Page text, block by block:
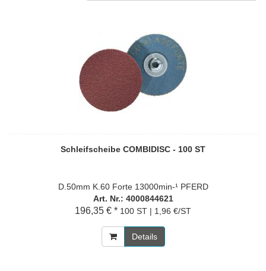
Schleifscheibe COMBIDISC - 100 ST
D.50mm K.60 Forte 13000min-¹ PFERD
Art. Nr.: 4000844621
196,35 € * 100 ST | 1,96 €/ST
Details